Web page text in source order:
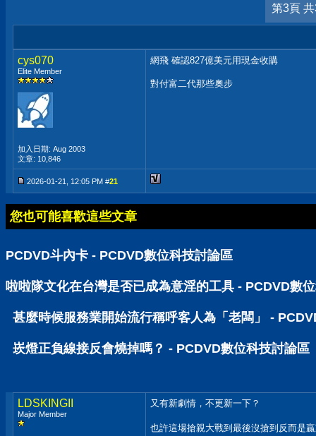
第3頁
cys070
Elite Member
加入日期: Aug 2003
文章: 10,846
網飛 確認827億美元用現金收購
對付富二代那些奧步
2026-01-21, 12:05 PM #21
您也可能喜歡這些文章
PCDVD斗內卡 - PCDVD數位科技討論區
啦啦隊文化在台灣是否已成為意淫的工具 - PCDVD數
甚麼時候服務業開始流行稱呼客人為「老闆」 -
崁燈正負線接反會燒掉嗎？ - PCDVD數位科技討論區
LDSKINGII
Major Member
又有新劇情，不更新一下？
也許這場搶親大戰到最後沒搶到反而是